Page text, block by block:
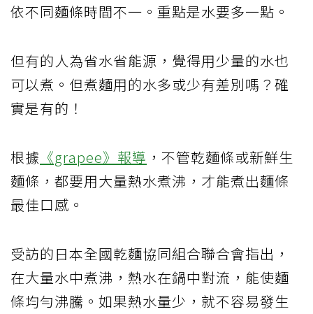
依不同麵條時間不一。重點是水要多一點。
但有的人為省水省能源，覺得用少量的水也
可以煮。但煮麵用的水多或少有差別嗎？確
實是有的！
根據 《grapee》報導 ，不管乾麵條或新鮮生
麵條，都要用大量熱水煮沸，才能煮出麵條
最佳口感。
受訪的日本全國乾麵協同組合聯合會指出，
在大量水中煮沸，熱水在鍋中對流，能使麵
條均勻沸騰。如果熱水量少，就不容易發生